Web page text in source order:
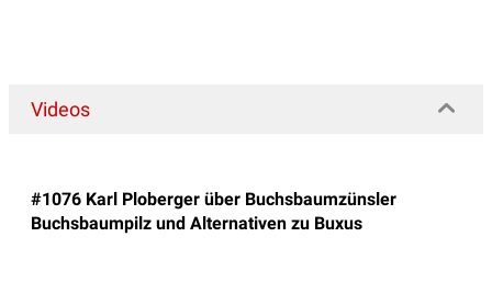
Videos
#1076 Karl Ploberger über Buchsbaumzünsler
Buchsbaumpilz und Alternativen zu Buxus